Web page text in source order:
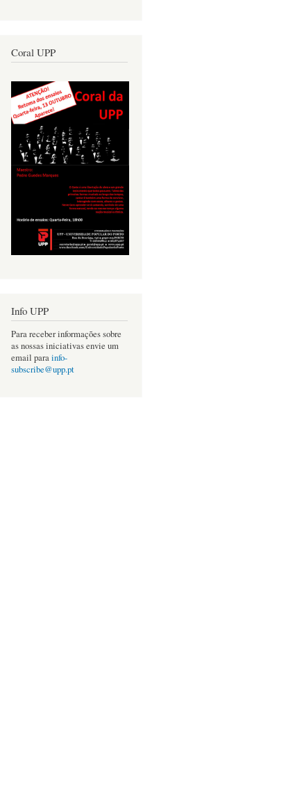
Coral UPP
Info UPP
Para receber informações sobre
as nossas iniciativas envie um
email parainfo-
subscribe@upp.pt